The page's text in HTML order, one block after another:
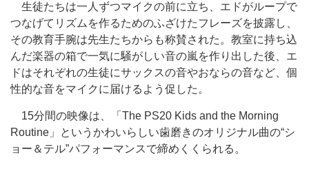
生徒たちは一人ずつマイクの前に立ち、エドがループで
つなげてリズムを作るためのふざけたフレーズを披露し、
その教育手腕は先生たちからも称賛された。教室に持ち込
んだ楽器の箱で一気に騒がしい音の嵐を作り出した後、エ
ドはそれぞれの生徒にサックスの音やおならの音など、個
性的な音をマイクに届けるよう促した。
15分間の映像は、「The PS20 Kids and the Morning
Routine」というかわいらしい歯磨きのオリジナル曲の“シ
ョー＆テル”パフォーマンスで締めくくられる。